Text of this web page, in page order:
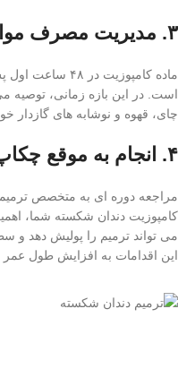
۳. مدیریت مصرف مواد رنگدانه دار
ماده کامپوزیت
است. در این بازه زمانی،
چای، قهوه و نوشابه های گازدار
۴. انجام به موقع چکاپ ها و معاینات دندانپزشکی
مراجعه دوره ای به متخصص
کامپوزیت دندان شکسته شما،
می تواند ترمیم را پولیش دهد و
این اقدامات به افزایش طول